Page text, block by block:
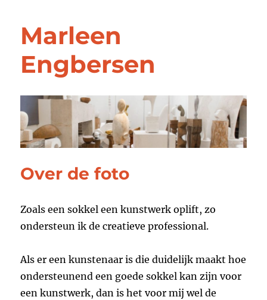
Marleen
Engbersen
Over de foto
Zoals een sokkel een kunstwerk oplift, zo
ondersteun ik de creatieve professional.
Als er een kunstenaar is die duidelijk maakt hoe
ondersteunend een goede sokkel kan zijn voor
een kunstwerk, dan is het voor mij wel de